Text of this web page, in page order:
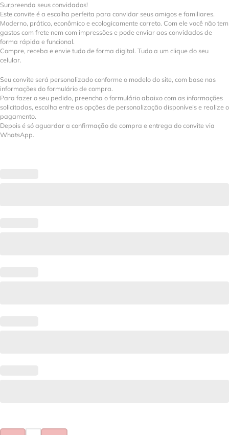
Surpreenda seus convidados!
Este convite é a escolha perfeita para convidar seus amigos e familiares.
Moderno, prático, econômico e ecologicamente correto. Com ele você não tem
gastos com frete nem com impressões e pode enviar aos convidados de
forma rápida e funcional.
Compre, receba e envie tudo de forma digital. Tudo a um clique do seu
celular.
Seu convite será personalizado conforme o modelo do site, com base nas
informações do formulário de compra.
Para fazer o seu pedido, preencha o formulário abaixo com as informações
solicitadas, escolha entre as opções de personalização disponíveis e realize o
pagamento.
Depois é só aguardar a confirmação de compra e entrega do convite via
WhatsApp.